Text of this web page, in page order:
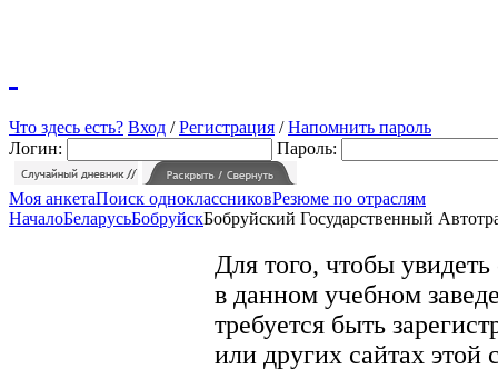
Что здесь есть? Вход /Регистрация /Напомнить пароль
Логин:
Пароль:
Моя анкетаПоиск одноклассниковРезюме по отраслям
НачалоБеларусьБобруйскБобруйский Государственный
Для того, чтобы
в данном учебном
требуется быть
или других сайтах этой